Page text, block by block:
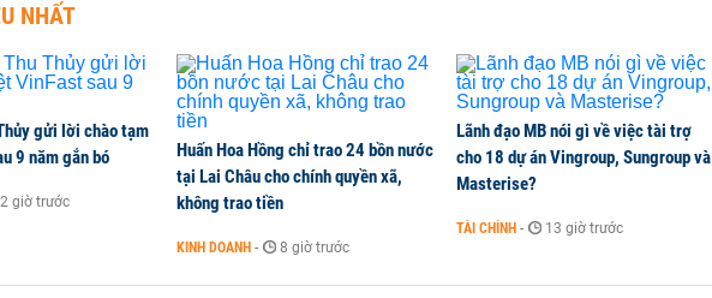
ngoại bất ngờ trở lại TTCK, ai đã mua vào?
7 phút trước
đưa người bán hàng online, lao động công trình đóng BHXH bắt buộc
Khánh Sky, Vua Quạt, Hồ Văn Khoa bị khởi tố
NHẤT
gửi lời chào tạm
9 năm gắn bó
2 giờ trước
Huấn Hoa Hồng chỉ trao 24 bồn nước
tại Lai Châu cho chính quyền xã,
không trao tiền
KINH DOANH - 8 giờ trước
Lãnh đạo MB nói gì về việc tài trợ
cho 18 dự án Vingroup, Sungroup và
Masterise?
TÀI CHÍNH - 13 giờ trước